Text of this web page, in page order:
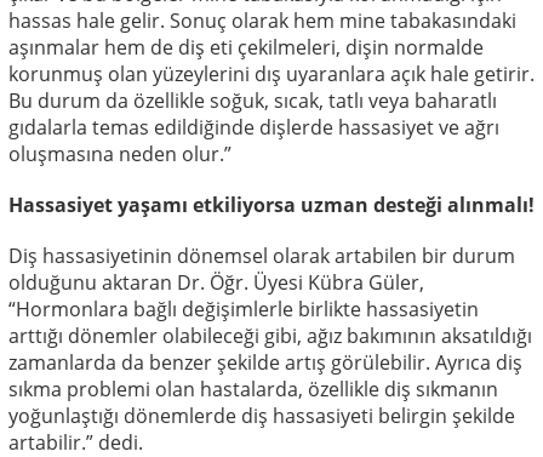
hassas hale gelir. Sonuç olarak hem mine tabakasındaki
aşınmalar hem de diş eti çekilmeleri, dişin normalde
korunmuş olan yüzeylerini dış uyaranlara açık hale getirir.
Bu durum da özellikle soğuk, sıcak, tatlı veya baharatlı
gıdalarla temas edildiğinde dişlerde hassasiyet ve ağrı
oluşmasına neden olur.”
Hassasiyet yaşamı etkiliyorsa uzman desteği alınmalı!
Diş hassasiyetinin dönemsel olarak artabilen bir durum
olduğunu aktaran Dr. Öğr. Üyesi Kübra Güler,
“Hormonlara bağlı değişimlerle birlikte hassasiyetin
arttığı dönemler olabileceği gibi, ağız bakımının aksatıldığı
zamanlarda da benzer şekilde artış görülebilir. Ayrıca diş
sıkma problemi olan hastalarda, özellikle diş sıkmanın
yoğunlaştığı dönemlerde diş hassasiyeti belirgin şekilde
artabilir.” dedi.